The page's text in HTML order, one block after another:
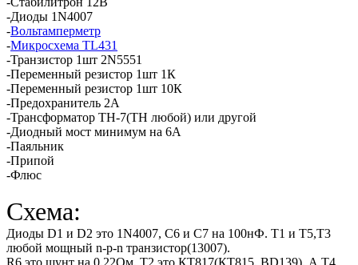
-Диоды 1N4007
-Вольтамперметр
-Микросхема TL431
-Транзистор 1шт 2N5551
-Переменный резистор 1шт 1К
-Переменный резистор 1шт 10К
-Предохранитель 2А
-Трансформатор ТН-7(ТН любой) или другой
-Диодный мост минимум на 6А
-Паяльник
-Припой
-Флюс
Схема:
Диоды D1 и D2 это 1N4007, C6 и C7 на 100нФ. Т1 и Т5,Т3
любой мощный n-p-n транзистор(13007).